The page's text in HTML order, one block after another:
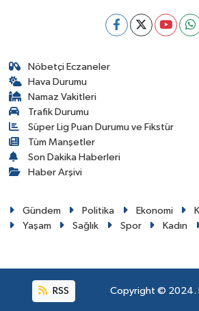
Nöbetçi Eczaneler
Hava Durumu
Namaz Vakitleri
Trafik Durumu
Süper Lig Puan Durumu ve Fikstür
Tüm Manşetler
Son Dakika Haberleri
Haber Arşivi
Gündem Politika Ekonomi
Yaşam
Sağlık Spor Kadın
RSS Copyright © 2024.